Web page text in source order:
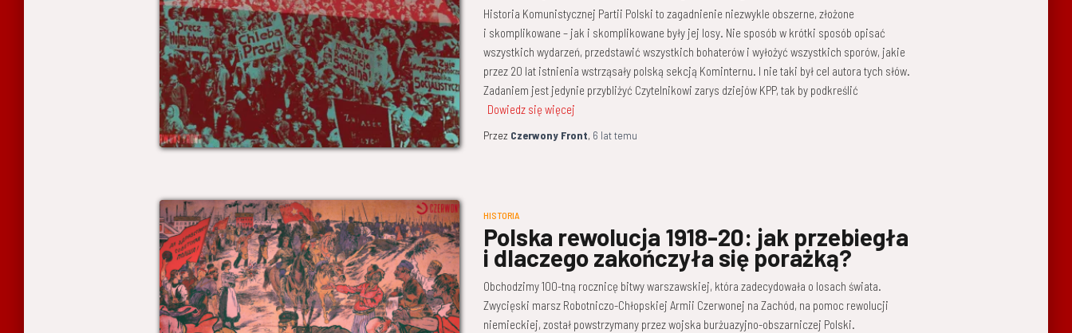
Historia Komunistycznej Partii Polski to zagadnienie niezwykle obszerne, złożone
i skomplikowane – jak i skomplikowane były jej losy. Nie sposób w krótki sposób opisać
wszystkich wydarzeń, przedstawić wszystkich bohaterów i wyłożyć wszystkich sporów, jakie
przez 20 lat istnienia wstrząsały polską sekcją Kominternu. I nie taki był cel autora tych słów.
Zadaniem jest jedynie przybliżyć Czytelnikowi zarys dziejów KPP, tak by podkreślić
Dowiedz się więcej
Przez Czerwony Front, 6 lattemu
HISTORIA
Polska rewolucja 1918-20: jak przebiegła
i dlaczego zakończyła się porażką?
Obchodzimy 100-tną rocznicę bitwy warszawskiej, która zadecydowała o losach świata.
Zwycięski marsz Robotniczo-Chłopskiej Armii Czerwonej na Zachód, na pomoc rewolucji
niemieckiej, został powstrzymany przez wojska burżuazyjno-obszarniczej Polski.